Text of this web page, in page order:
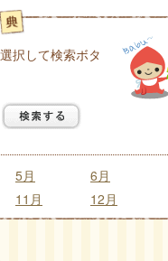
択して検索ボタ
5月
6月
11月 12月